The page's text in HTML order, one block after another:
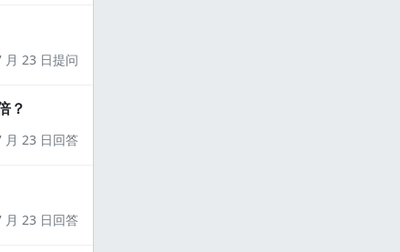
月 23 日提问
？
月 23 日回答
月 23 日回答